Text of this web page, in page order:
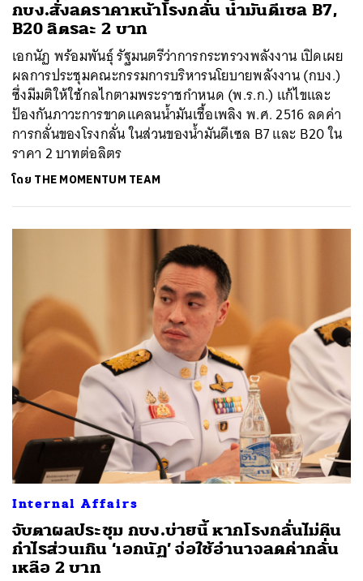
กบง.สั่งลดราคาหน้าโรงกลั่น น้ำมันดีเซล B7,
B20 ลิตรละ 2 บาท
เอกนัฏ พร้อมพันธุ์ รัฐมนตรีว่าการกระทรวงพลังงาน เปิดเผย
ผลการประชุมคณะกรรมการบริหารนโยบายพลังงาน (กบง.)
ซึ่งมีมติให้ใช้กลไกตามพระราชกำหนด (พ.ร.ก.) แก้ไขและ
ป้องกันภาวะการขาดแคลนน้ำมันเชื้อเพลิง พ.ศ. 2516 ลดค่า
การกลั่นของโรงกลั่น ในส่วนของน้ำมันดีเซล B7 และ B20 ใน
ราคา 2 บาทต่อลิตร
โดย THE MOMENTUM TEAM
Internal Affairs
จับตาผลประชุม กบง.บ่ายนี้ หากโรงกลั่นไม่คืน
กำไรส่วนเกิน ‘เอกนัฏ’ จ่อใช้อำนาจลดค่ากลั่น
เหลือ 2 บาท